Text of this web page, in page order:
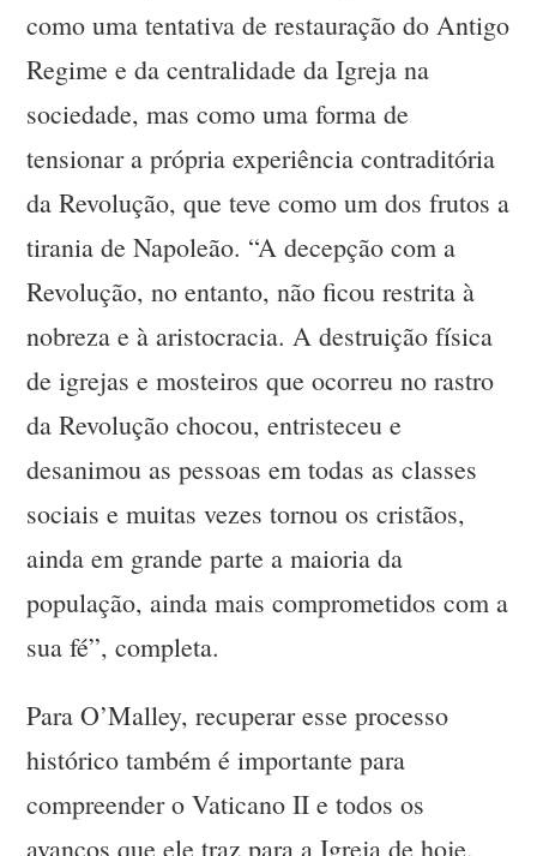
como uma tentativa de restauração do Antigo
Regime e da centralidade da Igreja na
sociedade, mas como uma forma de
tensionar a própria experiência contraditória
da Revolução, que teve como um dos frutos a
tirania de Napoleão. “A decepção com a
Revolução, no entanto, não ficou restrita à
nobreza e à aristocracia. A destruição física
de igrejas e mosteiros que ocorreu no rastro
da Revolução chocou, entristeceu e
desanimou as pessoas em todas as classes
sociais e muitas vezes tornou os cristãos,
ainda em grande parte a maioria da
população, ainda mais comprometidos com a
sua fé”, completa.
Para O’Malley, recuperar esse processo
histórico também é importante para
compreender o Vaticano II e todos os
avanços que ele traz para a Igreja de hoje.